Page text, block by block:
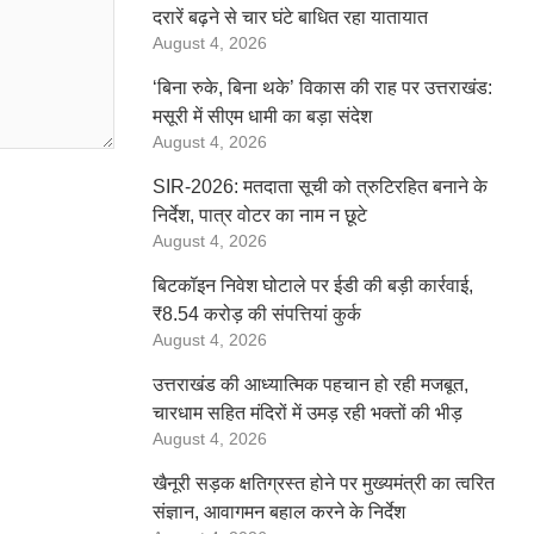
दरारें बढ़ने से चार घंटे बाधित रहा यातायात
August 4, 2026
‘बिना रुके, बिना थके’ विकास की राह पर उत्तराखंड:
मसूरी में सीएम धामी का बड़ा संदेश
August 4, 2026
SIR-2026: मतदाता सूची को त्रुटिरहित बनाने के
निर्देश, पात्र वोटर का नाम न छूटे
August 4, 2026
बिटकॉइन निवेश घोटाले पर ईडी की बड़ी कार्रवाई,
₹8.54 करोड़ की संपत्तियां कुर्क
August 4, 2026
उत्तराखंड की आध्यात्मिक पहचान हो रही मजबूत,
चारधाम सहित मंदिरों में उमड़ रही भक्तों की भीड़
August 4, 2026
खैनूरी सड़क क्षतिग्रस्त होने पर मुख्यमंत्री का त्वरित
संज्ञान, आवागमन बहाल करने के निर्देश